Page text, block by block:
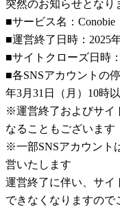
突然のお知らせとなり
■サービス名：Conobie
■運営終了日時：2025
■サイトクローズ日時
■各SNSアカウントの
年3月31日（月）10時
※運営終了およびサイ
なることもございます
※一部SNSアカウント
営いたします
運営終了に伴い、サイ
できなくなりますので